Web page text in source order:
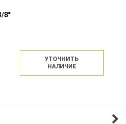
8"
УТОЧНИТЬ
НАЛИЧИЕ